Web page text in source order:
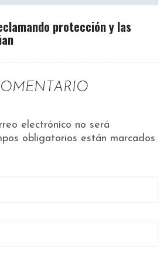
protección y las
electrónico no será
obligatorios están marcados